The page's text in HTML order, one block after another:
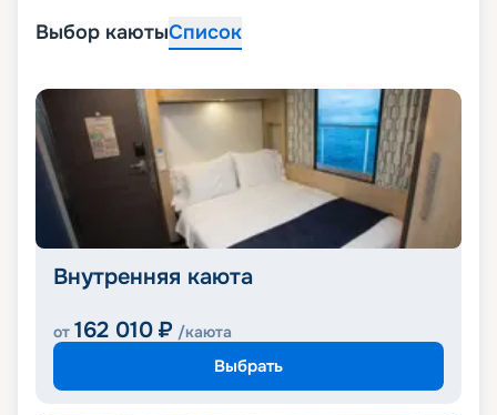
Выбор каютыСписок
Внутренняя каюта
от 162 010 ₽ /каюта
Выбрать